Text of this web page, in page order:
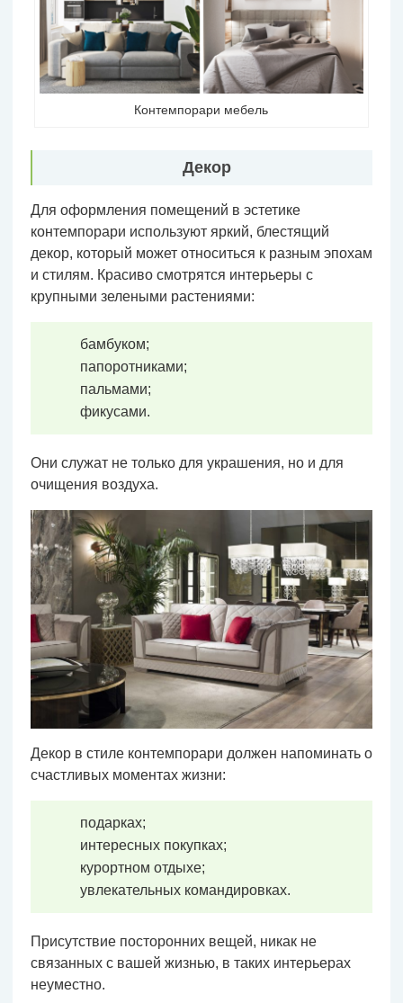
Контемпорари мебель
Декор
Для оформления помещений в эстетике
контемпорари используют яркий, блестящий
декор, который может относиться к разным эпохам
и стилям. Красиво смотрятся интерьеры с
крупными зелеными растениями:
бамбуком;
папоротниками;
пальмами;
фикусами.
Они служат не только для украшения, но и для
очищения воздуха.
Декор в стиле контемпорари должен напоминать о
счастливых моментах жизни:
подарках;
интересных покупках;
курортном отдыхе;
увлекательных командировках.
Присутствие посторонних вещей, никак не
связанных с вашей жизнью, в таких интерьерах
неуместно.